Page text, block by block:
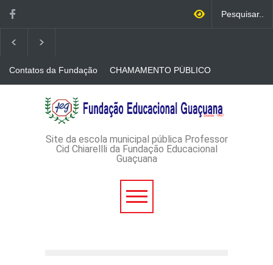
Contatos da Fundação
CHAMAMENTO PÚBLICO
CREDENCIAMENTO DE
IMPRESSOS
AVISO DE DISPENSA DE
LICITAÇÃO - DISPENSA DE
LICITAÇÃO Nº 53/2026-
ADMINISTRATIVO Nº
Site da escola municipal pública Professor
Cid Chiarellli da Fundação Educacional
Guaçuana